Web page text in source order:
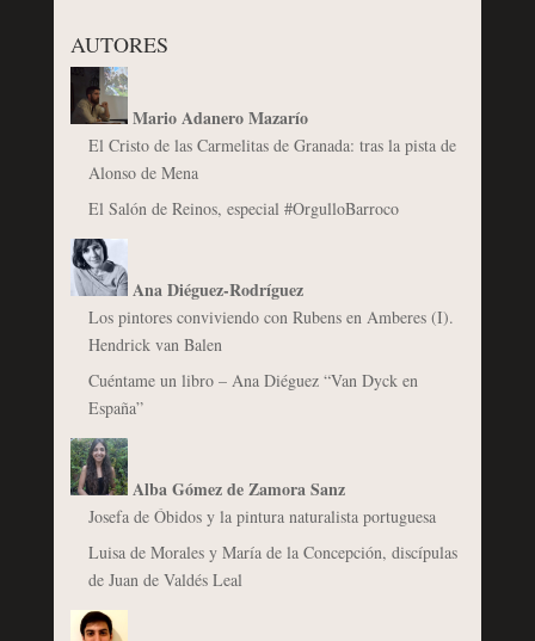
AUTORES
Mario Adanero Mazarío
El Cristo de las Carmelitas de Granada: tras la pista de
Alonso de Mena
El Salón de Reinos, especial #OrgulloBarroco
Ana Diéguez-Rodríguez
Los pintores conviviendo con Rubens en Amberes (I).
Hendrick van Balen
Cuéntame un libro – Ana Diéguez “Van Dyck en
España”
Alba Gómez de Zamora Sanz
Josefa de Óbidos y la pintura naturalista portuguesa
Luisa de Morales y María de la Concepción, discípulas
de Juan de Valdés Leal